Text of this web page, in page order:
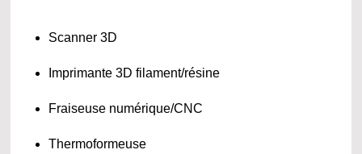
Scanner 3D
Imprimante 3D filament/résine
Fraiseuse numérique/CNC
Thermoformeuse